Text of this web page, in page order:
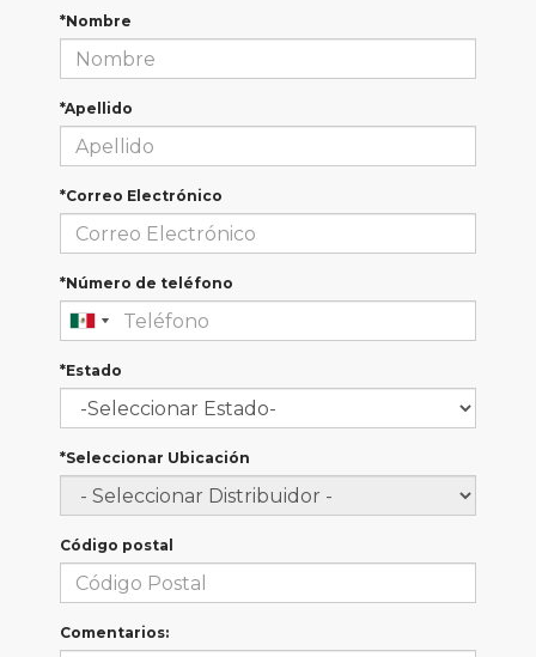
*Nombre
*Apellido
*Correo Electrónico
*Número de teléfono
*Estado
*Seleccionar Ubicación
Código postal
Comentarios: